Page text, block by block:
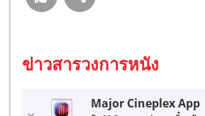
ข่าวสารวงการหนัง